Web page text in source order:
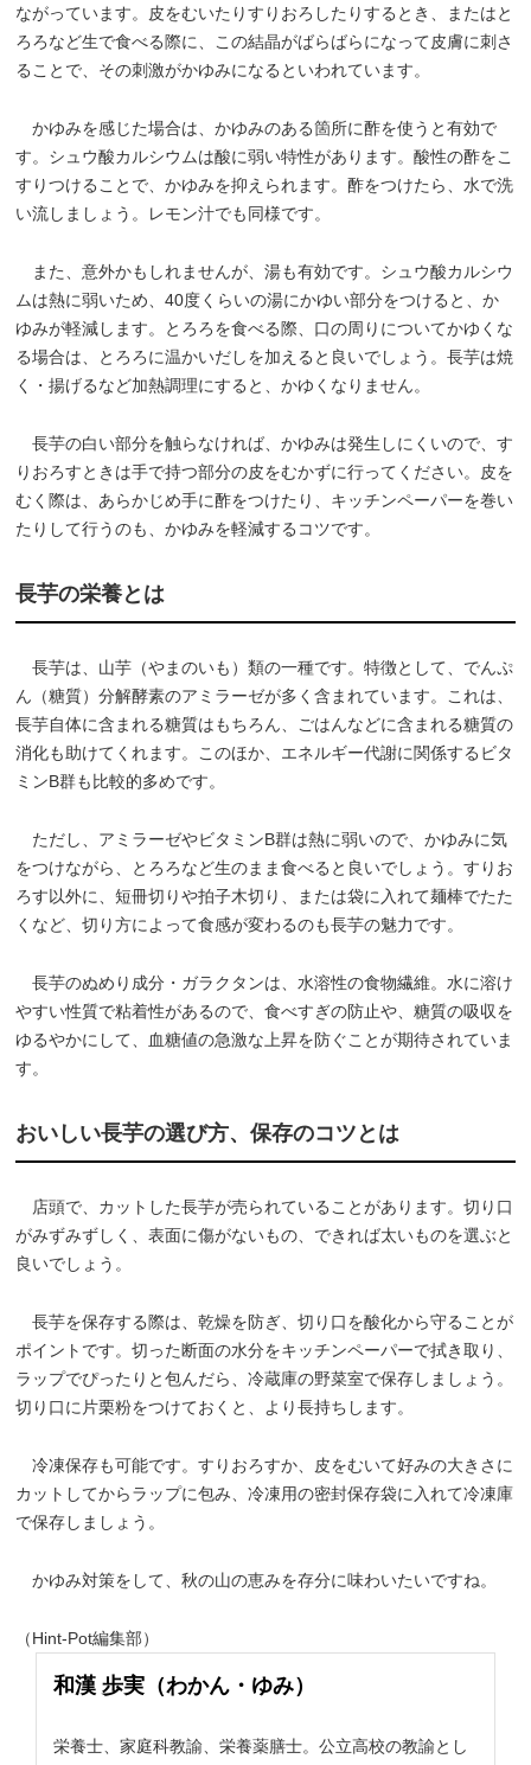
ながっています。皮をむいたりすりおろしたりするとき、またはと
ろろなど生で食べる際に、この結晶がばらばらになって皮膚に刺さ
ることで、その刺激がかゆみになるといわれています。
かゆみを感じた場合は、かゆみのある箇所に酢を使うと有効で
す。シュウ酸カルシウムは酸に弱い特性があります。酸性の酢をこ
すりつけることで、かゆみを抑えられます。酢をつけたら、水で洗
い流しましょう。レモン汁でも同様です。
また、意外かもしれませんが、湯も有効です。シュウ酸カルシウ
ムは熱に弱いため、40度くらいの湯にかゆい部分をつけると、か
ゆみが軽減します。とろろを食べる際、口の周りについてかゆくな
る場合は、とろろに温かいだしを加えると良いでしょう。長芋は焼
く・揚げるなど加熱調理にすると、かゆくなりません。
長芋の白い部分を触らなければ、かゆみは発生しにくいので、す
りおろすときは手で持つ部分の皮をむかずに行ってください。皮を
むく際は、あらかじめ手に酢をつけたり、キッチンペーパーを巻い
たりして行うのも、かゆみを軽減するコツです。
長芋の栄養とは
長芋は、山芋（やまのいも）類の一種です。特徴として、でんぷ
ん（糖質）分解酵素のアミラーゼが多く含まれています。これは、
長芋自体に含まれる糖質はもちろん、ごはんなどに含まれる糖質の
消化も助けてくれます。このほか、エネルギー代謝に関係するビタ
ミンB群も比較的多めです。
ただし、アミラーゼやビタミンB群は熱に弱いので、かゆみに気
をつけながら、とろろなど生のまま食べると良いでしょう。すりお
ろす以外に、短冊切りや拍子木切り、または袋に入れて麺棒でたた
くなど、切り方によって食感が変わるのも長芋の魅力です。
長芋のぬめり成分・ガラクタンは、水溶性の食物繊維。水に溶け
やすい性質で粘着性があるので、食べすぎの防止や、糖質の吸収を
ゆるやかにして、血糖値の急激な上昇を防ぐことが期待されていま
す。
おいしい長芋の選び方、保存のコツとは
店頭で、カットした長芋が売られていることがあります。切り口
がみずみずしく、表面に傷がないもの、できれば太いものを選ぶと
良いでしょう。
長芋を保存する際は、乾燥を防ぎ、切り口を酸化から守ることが
ポイントです。切った断面の水分をキッチンペーパーで拭き取り、
ラップでぴったりと包んだら、冷蔵庫の野菜室で保存しましょう。
切り口に片栗粉をつけておくと、より長持ちします。
冷凍保存も可能です。すりおろすか、皮をむいて好みの大きさに
カットしてからラップに包み、冷凍用の密封保存袋に入れて冷凍庫
で保存しましょう。
かゆみ対策をして、秋の山の恵みを存分に味わいたいですね。
（Hint-Pot編集部）
和漢 歩実（わかん・ゆみ）
栄養士、家庭科教諭、栄養薬膳士。公立高校の教諭とし